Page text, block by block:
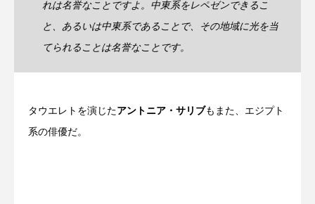
れは名誉なことですよ。中東系をレペゼンできるこ
と、あるいは中東系であることで、その地域に光を当
てられることは名誉なことです。
タウエレトを演じたアントニア・サリブ もまた、エジプト
系の俳優だ。